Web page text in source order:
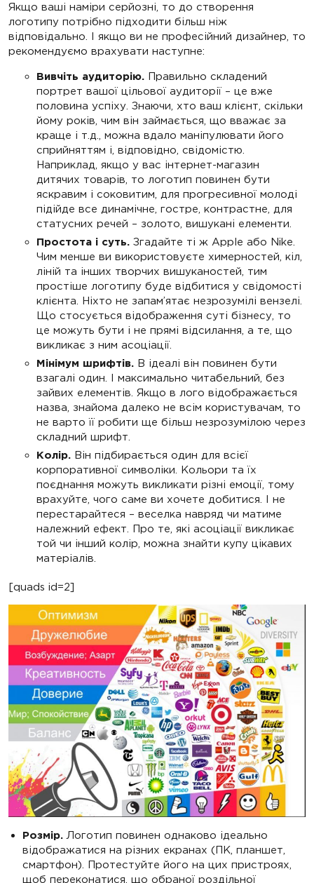
Якщо ваші наміри серйозні, то до створення
логотипу потрібно підходити більш ніж
відповідально. І якщо ви не професійний дизайнер, то
рекомендуємо врахувати наступне:
Вивчіть аудиторію. Правильно складений
портрет вашої цільової аудиторії – це вже
половина успіху. Знаючи, хто ваш клієнт, скільки
йому років, чим він займається, що вважає за
краще і т.д., можна вдало маніпулювати його
сприйняттям і, відповідно, свідомістю.
Наприклад, якщо у вас інтернет-магазин
дитячих товарів, то логотип повинен бути
яскравим і соковитим, для прогресивної молоді
підійде все динамічне, гостре, контрастне, для
статусних речей – золото, вишукані елементи.
Простота і суть. Згадайте ті ж Apple або Nike.
Чим менше ви використовуєте химерностей, кіл,
ліній та інших творчих вишуканостей, тим
простіше логотипу буде відбитися у свідомості
клієнта. Ніхто не запам’ятає незрозумілі вензелі.
Що стосується відображення суті бізнесу, то
це можуть бути і не прямі відсилання, а те, що
викликає з ним асоціації.
Мінімум шрифтів. В ідеалі він повинен бути
взагалі один. І максимально читабельний, без
зайвих елементів. Якщо в лого відображається
назва, знайома далеко не всім користувачам, то
не варто її робити ще більш незрозумілою через
складний шрифт.
Колір. Він підбирається один для всієї
корпоративної символіки. Кольори та їх
поєднання можуть викликати різні емоції, тому
врахуйте, чого саме ви хочете добитися. І не
перестарайтеся – веселка навряд чи матиме
належний ефект. Про те, які асоціації викликає
той чи інший колір, можна знайти купу цікавих
матеріалів.
[quads id=2]
Розмір. Логотип повинен однаково ідеально
відображатися на різних екранах (ПК, планшет,
смартфон). Протестуйте його на цих пристроях,
щоб переконатися, що обраної роздільної